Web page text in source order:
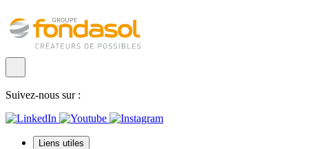
Suivez-nous sur :
Liens utiles